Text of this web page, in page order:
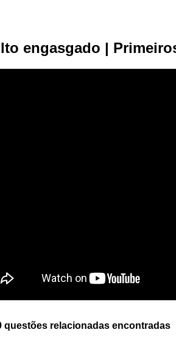
engasgado |
questões relacionadas encontradas